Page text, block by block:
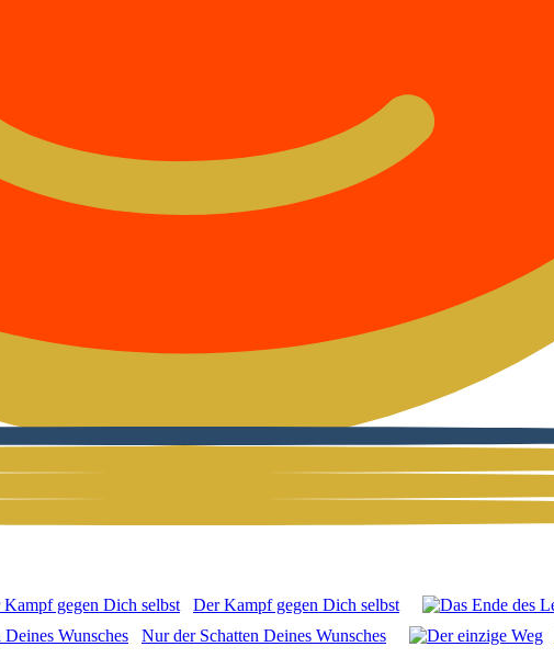
Der Kampf gegen Dich selbst
Nur der Schat­ten Dei­nes Wun­sches